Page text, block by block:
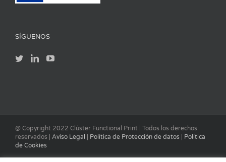
SÍGUENOS
@ Copyright 2022 Clúster Functional Print | Todos los derechos
reservados | Aviso Legal Política de Protección de datos
Política
de Cookies